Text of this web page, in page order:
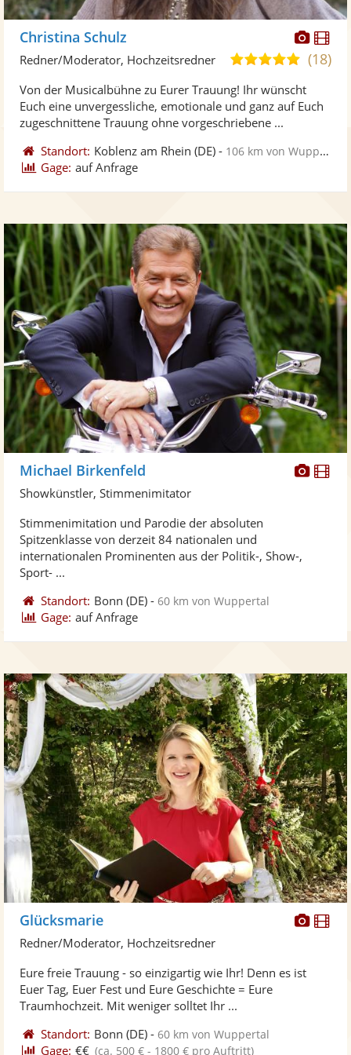
Christina Schulz
5,0
5
(18)
Redner/Moderator, Hochzeitsredner
Von der Musicalbühne zu Eurer Trauung! Ihr wünscht
Euch eine unvergessliche, emotionale und ganz auf Euch
zugeschnittene Trauung ohne vorgeschriebene ...
Standort: Koblenz am Rhein (DE) - 106 km von Wuppertal
Gage: auf Anfrage
Michael Birkenfeld
Showkünstler, Stimmenimitator
Stimmenimitation und Parodie der absoluten
Spitzenklasse von derzeit 84 nationalen und
internationalen Prominenten aus der Politik-, Show-,
Sport- ...
Standort: Bonn (DE) -60 km von Wuppertal
Gage: auf Anfrage
Glücksmarie
Redner/Moderator, Hochzeitsredner
Eure freie Trauung - so einzigartig wie Ihr! Denn es ist
Euer Tag, Euer Fest und Eure Geschichte = Eure
Traumhochzeit. Mit weniger solltet Ihr ...
Standort: Bonn (DE) -60 km von Wuppertal
Gage: €€ (ca. 500 € - 1800 € pro Auftritt)